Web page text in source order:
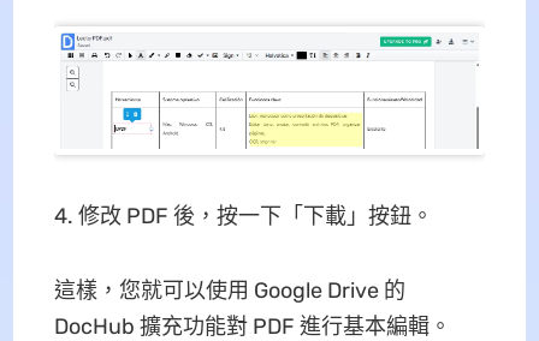
修改 PDF 後，按一下「下載」按鈕。
這樣，您就可以使用 Google Drive 的
DocHub 擴充功能對 PDF 進行基本編輯。